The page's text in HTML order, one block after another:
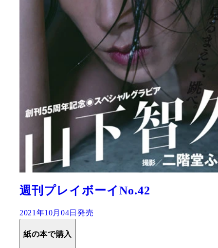
週刊プレイボーイNo.42
2021年10月04日発売
紙の本で購入